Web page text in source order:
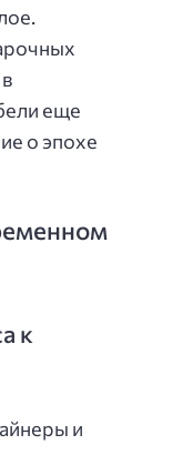
еще
о эпохе
к
и